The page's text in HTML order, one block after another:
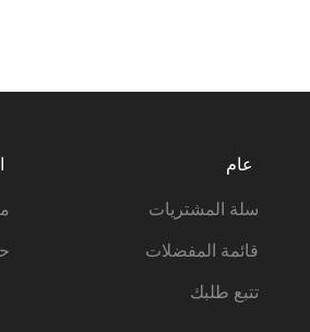
عام
سلة المشتريات
قائمة المفضلات
تتبع طلبك